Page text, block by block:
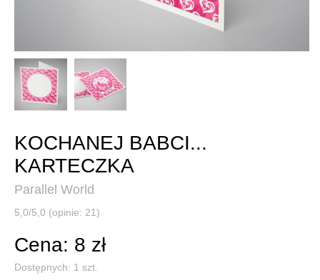
KOCHANEJ BABCI...
KARTECZKA
Parallel World
5,0/5,0 (opinie: 21)
Cena: 8 zł
Dostępnych: 1 szt.